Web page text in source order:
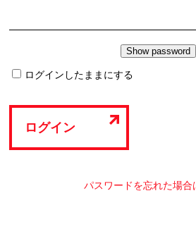
ログインしたままにする
ログイン
パスワードを忘れた場合